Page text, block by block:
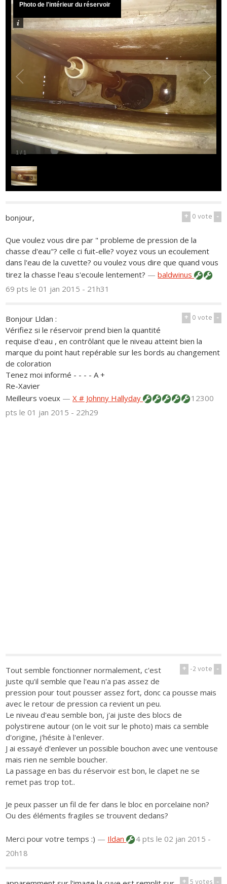
1 / 1
Photo de l'intérieur du réservoir
+ 0vote -
bonjour,
Que voulez vous dire par " probleme de pression de la
chasse d'eau"? celle ci fuit-elle? voyez vous un ecoulement
dans l'eau de la cuvette? ou voulez vous dire que quand vous
tirez la chasse l'eau s'ecoule lentement? —baldwinus
69 ptsle 01 jan 2015 - 21h31
+ 0vote -
Bonjour Lldan :
Vérifiez si le réservoir prend bien la quantité
requise d'eau , en contrôlant que le niveau atteint bien la
marque du point haut repérable sur les bords au changement
de coloration
Tenez moi informé - - - - A +
Re-Xavier
Meilleurs voeux —X # Johnny Hallyday
12300
ptsle 01 jan 2015 - 22h29
+ -2vote -
Tout semble fonctionner normalement, c'est
juste qu'il semble que l'eau n'a pas assez de
pression pour tout pousser assez fort, donc ca pousse mais
avec le retour de pression ca revient un peu.
Le niveau d'eau semble bon, j'ai juste des blocs de
polystirene autour (on le voit sur le photo) mais ca semble
d'origine, j'hésite à l'enlever.
J ai essayé d'enlever un possible bouchon avec une ventouse
mais rien ne semble boucher.
La passage en bas du réservoir est bon, le clapet ne se
remet pas trop tot..
Je peux passer un fil de fer dans le bloc en porcelaine non?
Ou des éléments fragiles se trouvent dedans?
Merci pour votre temps :) — Ildan 4 ptsle 02 jan 2015 -
20h18